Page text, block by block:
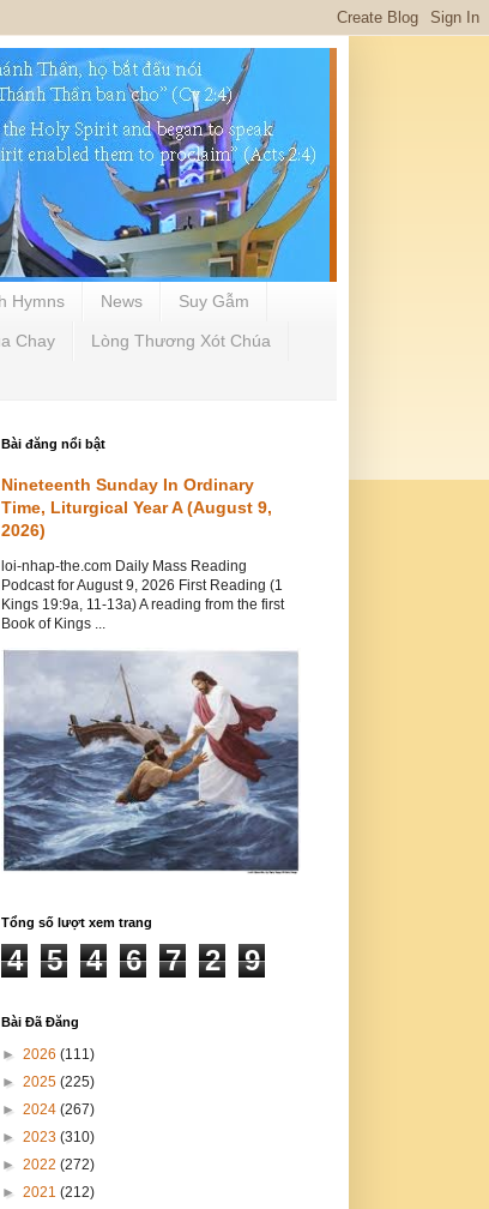
Hymns News Suy Gẫm
Chay Lòng Thương Xót Chúa
Bài đăng nổi bật
Nineteenth Sunday In Ordinary
Time, Liturgical Year A (August 9,
2026)
loi-nhap-the.com Daily Mass Reading
Podcast for August 9, 2026 First Reading (1
Kings 19:9a, 11-13a) A reading from the first
Book of Kings ...
Tổng số lượt xem trang
4 5 4 6 7 2 9
Bài Đã Đăng
► 2026 (111)
► 2025 (225)
► 2024 (267)
► 2023 (310)
► 2022 (272)
► 2021 (212)